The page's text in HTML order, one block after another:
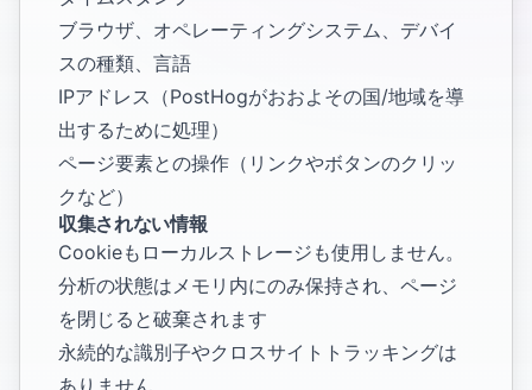
ブラウザ、オペレーティングシステム、デバイ
スの種類、言語
IPアドレス（PostHogがおおよその国/地域を導
出するために処理）
ページ要素との操作（リンクやボタンのクリッ
クなど）
収集されない情報
Cookieもローカルストレージも使用しません。
分析の状態はメモリ内にのみ保持され、ページ
を閉じると破棄されます
永続的な識別子やクロスサイトトラッキングは
ありません